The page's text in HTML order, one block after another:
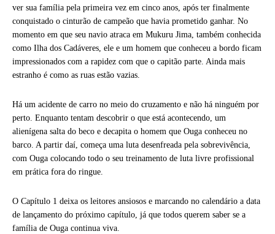
ver sua família pela primeira vez em cinco anos, após ter finalmente
conquistado o cinturão de campeão que havia prometido ganhar. No
momento em que seu navio atraca em Mukuru Jima, também conhecida
como Ilha dos Cadáveres, ele e um homem que conheceu a bordo ficam
impressionados com a rapidez com que o capitão parte. Ainda mais
estranho é como as ruas estão vazias.
Há um acidente de carro no meio do cruzamento e não há ninguém por
perto. Enquanto tentam descobrir o que está acontecendo, um
alienígena salta do beco e decapita o homem que Ouga conheceu no
barco. A partir daí, começa uma luta desenfreada pela sobrevivência,
com Ouga colocando todo o seu treinamento de luta livre profissional
em prática fora do ringue.
O Capítulo 1 deixa os leitores ansiosos e marcando no calendário a data
de lançamento do próximo capítulo, já que todos querem saber se a
família de Ouga continua viva.